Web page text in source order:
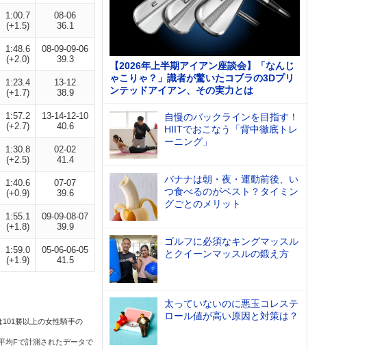
1:00.7
(+1.5)
08-06
36.1
1:48.6
(+2.0)
08-09-09-06
39.3
1:23.4
(+1.7)
13-12
38.9
1:57.2
(+2.7)
13-14-12-10
40.6
1:30.8
(+2.5)
02-02
41.4
1:40.6
(+0.9)
07-07
39.6
1:55.1
(+1.8)
09-09-08-07
39.9
1:59.0
(+1.9)
05-06-06-05
41.5
勝以上の女性騎手の
均Fで計測されたデータで
【2026年上半期アイアン座談会】「なんじ
ゃこりゃ？」識者が驚いたコブラの3Dプリ
ンテッドアイアン、その実力とは
自慢のバックラインを目指す！
HIITでおこなう「背中徹底トレ
ーニング」
バナナは朝・夜・運動前後、い
つ食べるのがベスト？タイミン
グごとのメリット
ゴルフに必須なキングマッスル
とクイーンマッスルの鍛え方
太っていないのに悪玉コレステ
ロール値が高い原因と対策は？